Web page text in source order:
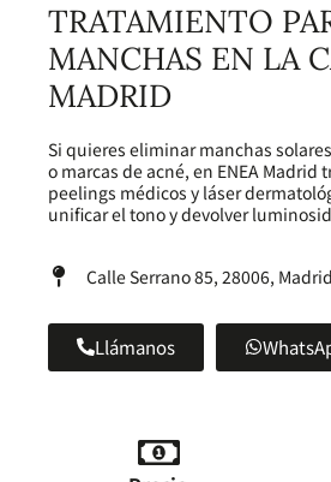
TRATAMIENTO
MANCHAS EN LA
MADRID
Si quieres eliminar manchas
o marcas de acné, en ENEA Madrid
peelings médicos y láser
unificar el tono y devolver
Calle Serrano 85, 28006, Madrid
Llámanos